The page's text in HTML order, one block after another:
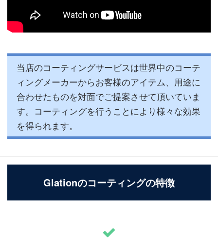
当店のコーティングサービスは世界中のコーテ
ィングメーカーからお客様のアイテム、用途に
合わせたものを対面でご提案させて頂いていま
す。コーティングを行うことにより様々な効果
を得られます。
Glationのコーティングの特徴